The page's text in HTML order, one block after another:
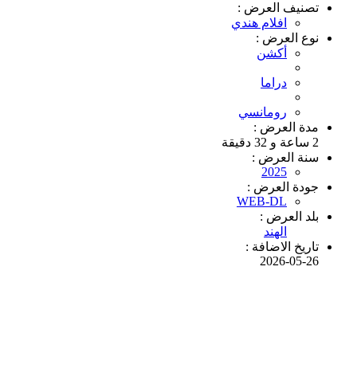
تصنيف العرض :
افلام هندي
نوع العرض :
أكشن
دراما
رومانسي
مدة العرض :
2 ساعة و 32 دقيقة
سنة العرض :
2025
جودة العرض :
WEB-DL
بلد العرض :
الهند
تاريخ الاضافة :
2026-05-26